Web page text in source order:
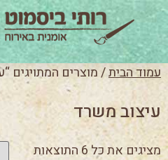
עמוד הבית/ מוצרים המתויגים
עיצוב משרד
מציגים את כל ⁦6⁩ התוצאות